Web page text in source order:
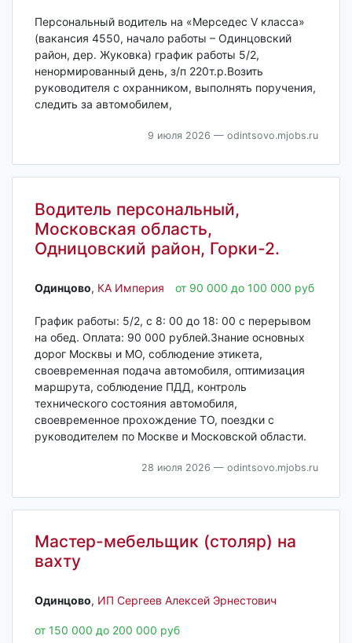
Персональный водитель на «Мерседес V класса»
(вакансия 4550, начало работы – Одинцовский
район, дер. Жуковка) график работы 5/2,
ненормированный день, з/п 220т.р.Возить
руководителя с охранником, выполнять поручения,
следить за автомобилем,
9 июля 2026 — odintsovo.mjobs.ru
Водитель персональный,
Московская область,
Одницовский район, Горки-2.
Одинцово‎, КА Империя от 90 000 до 100 000 руб
График работы: 5/2, с 8: 00 до 18: 00 с перерывом
на обед. Оплата: 90 000 рублей.Знание основных
дорог Москвы и МО, соблюдение этикета,
своевременная подача автомобиля, оптимизация
маршрута, соблюдение ПДД, контроль
технического состояния автомобиля,
своевременное прохождение ТО, поездки с
руководителем по Москве и Московской области.
28 июля 2026 — odintsovo.mjobs.ru
Мастер-мебельщик (столяр) на
вахту
Одинцово‎, ИП Сергеев Алексей Эрнестович
от 150 000 до 200 000 руб